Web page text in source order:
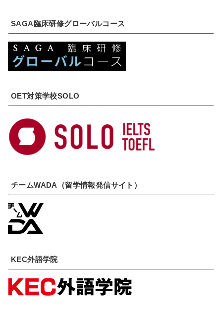
SAGA臨床研修グローバルコース
OET対策学校SOLO
チームWADA（留学情報発信サイト）
KEC外語学院